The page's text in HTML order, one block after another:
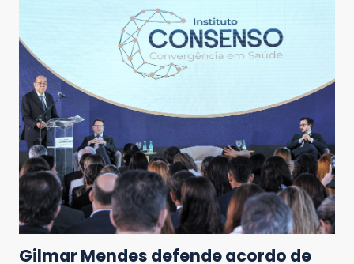
Gilmar Mendes defende acordo de